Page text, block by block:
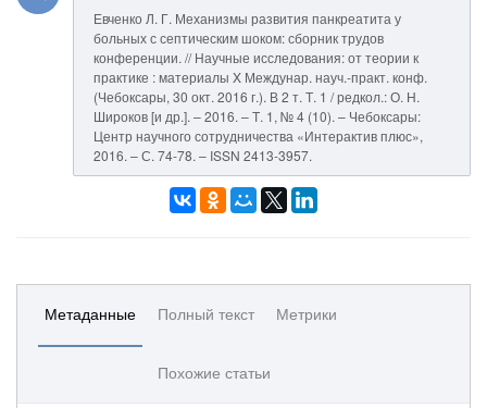
Евченко Л. Г. Механизмы развития панкреатита у
больных с септическим шоком: сборник трудов
конференции. // Научные исследования: от теории к
практике : материалы X Междунар. науч.-практ. конф.
(Чебоксары, 30 окт. 2016 г.). В 2 т. Т. 1 / редкол.: О. Н.
Широков [и др.]. – 2016. – Т. 1, № 4 (10). – Чебоксары:
Центр научного сотрудничества «Интерактив плюс»,
2016. – С. 74-78. – ISSN 2413-3957.
Метаданные Полный текст Метрики
Похожие статьи